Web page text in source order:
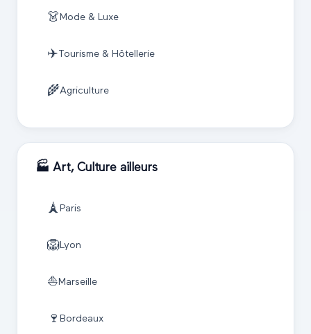
👗 Mode & Luxe
✈️Tourisme & Hôtellerie
🌾Agriculture
🏭Art, Cultureailleurs
🗼 Paris
🦁Lyon
⛵ Marseille
🍷 Bordeaux